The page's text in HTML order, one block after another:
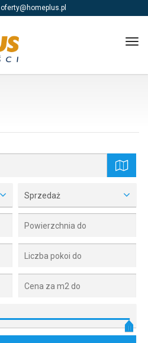
oferty@homeplus.pl
Sprzedaż